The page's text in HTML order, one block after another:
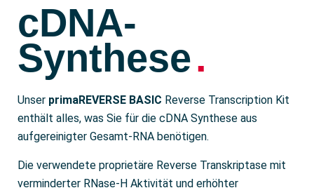
cDNA-
Synthese
.
Unser primaREVERSE BASIC Reverse Transcription Kit
enthält alles, was Sie für die cDNA Synthese aus
aufgereinigter Gesamt-RNA benötigen.
Die verwendete proprietäre Reverse Transkriptase mit
verminderter RNase-H Aktivität und erhöhter